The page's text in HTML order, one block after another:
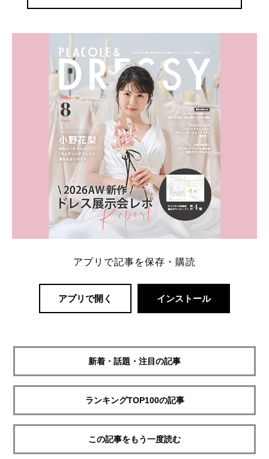
アプリで記事を保存・購読
アプリで開く インストール
新着・話題・注目の記事
ランキングTOP100の記事
この記事をもう一度読む